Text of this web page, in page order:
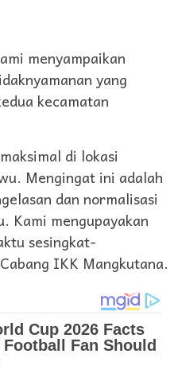
menyampaikan
yang
kecamatan
di lokasi
Mengingat ini adalah
dan normalisasi
Kami mengupayakan
sesingkat-
IKK Mangkutana.